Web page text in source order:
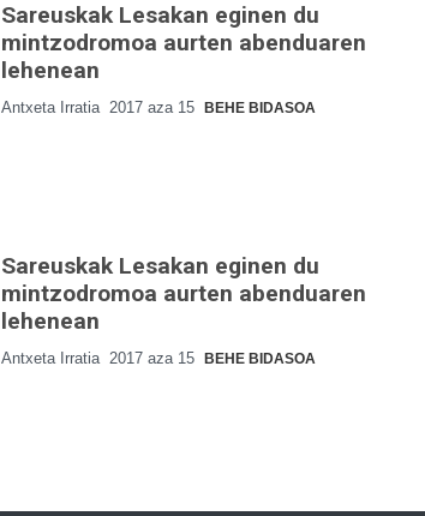
Sareuskak Lesakan eginen du
mintzodromoa aurten abenduaren
lehenean
Antxeta Irratia 2017 aza 15 BEHE BIDASOA
Sareuskak Lesakan eginen du
mintzodromoa aurten abenduaren
lehenean
Antxeta Irratia 2017 aza 15 BEHE BIDASOA